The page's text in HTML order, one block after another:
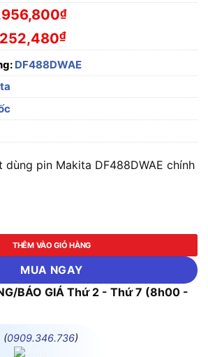
₫
₫
DF488DWAE
dùng pin Makita DF488DWAE chính
pin Makita DF488DWAE số lượng
THÊM VÀO GIỎ HÀNG
MUA NGAY
BÁO GIÁ Thứ 2 - Thứ 7 (8h00 -
(0909.346.736)